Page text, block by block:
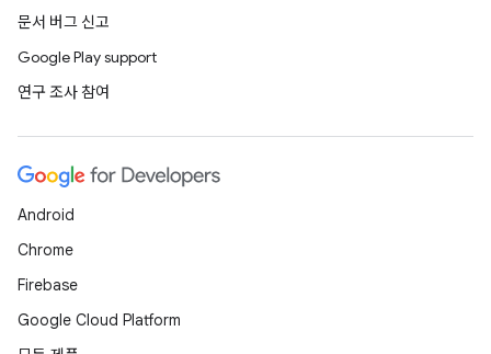
문서 버그 신고
Google Play support
연구 조사 참여
Android
Chrome
Firebase
Google Cloud Platform